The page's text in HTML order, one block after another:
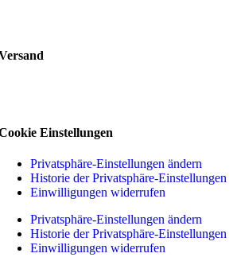
Einstellungen
Privatsphäre-Einstellungen ändern
Historie der Privatsphäre-Einstellungen
Einwilligungen widerrufen
Privatsphäre-Einstellungen ändern
Historie der Privatsphäre-Einstellungen
Einwilligungen widerrufen